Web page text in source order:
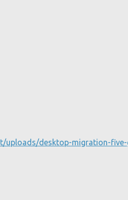
uploads/desktop-migration-